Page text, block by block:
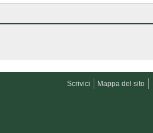
Scrivici Mappa del sito